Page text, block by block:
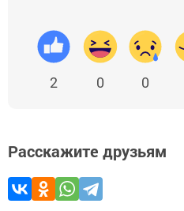
2 0 0
Расскажите друзьям